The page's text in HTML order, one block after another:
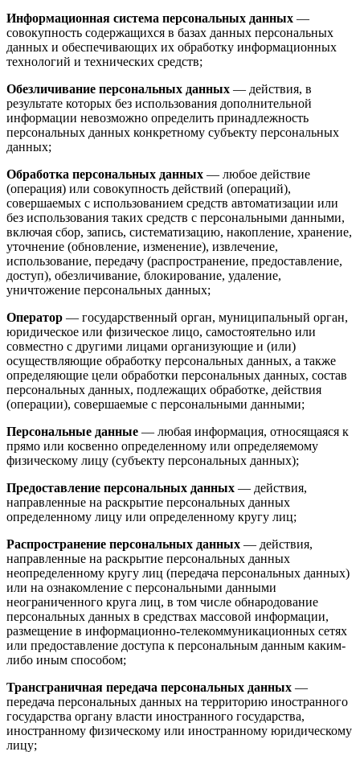
Информационная система персональных данных —
совокупность содержащихся в базах данных персональных
данных и обеспечивающих их обработку информационных
технологий и технических средств;
Обезличивание персональных данных — действия, в
результате которых без использования дополнительной
информации невозможно определить принадлежность
персональных данных конкретному субъекту персональных
данных;
Обработка персональных данных — любое действие
(операция) или совокупность действий (операций),
совершаемых с использованием средств автоматизации или
без использования таких средств с персональными данными,
включая сбор, запись, систематизацию, накопление, хранение,
уточнение (обновление, изменение), извлечение,
использование, передачу (распространение, предоставление,
доступ), обезличивание, блокирование, удаление,
уничтожение персональных данных;
Оператор — государственный орган, муниципальный орган,
юридическое или физическое лицо, самостоятельно или
совместно с другими лицами организующие и (или)
осуществляющие обработку персональных данных, а также
определяющие цели обработки персональных данных, состав
персональных данных, подлежащих обработке, действия
(операции), совершаемые с персональными данными;
Персональные данные — любая информация, относящаяся к
прямо или косвенно определенному или определяемому
физическому лицу (субъекту персональных данных);
Предоставление персональных данных — действия,
направленные на раскрытие персональных данных
определенному лицу или определенному кругу лиц;
Распространение персональных данных — действия,
направленные на раскрытие персональных данных
неопределенному кругу лиц (передача персональных данных)
или на ознакомление с персональными данными
неограниченного круга лиц, в том числе обнародование
персональных данных в средствах массовой информации,
размещение в информационно-телекоммуникационных сетях
или предоставление доступа к персональным данным каким-
либо иным способом;
Трансграничная передача персональных данных —
передача персональных данных на территорию иностранного
государства органу власти иностранного государства,
иностранному физическому или иностранному юридическому
лицу;